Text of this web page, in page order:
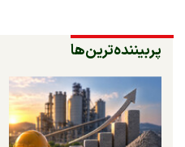
پربیننده‌ترین‌ها